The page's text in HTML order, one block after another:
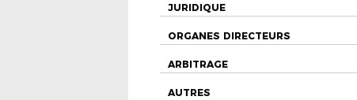
JURIDIQUE
ORGANES DIRECTEURS
ARBITRAGE
AUTRES